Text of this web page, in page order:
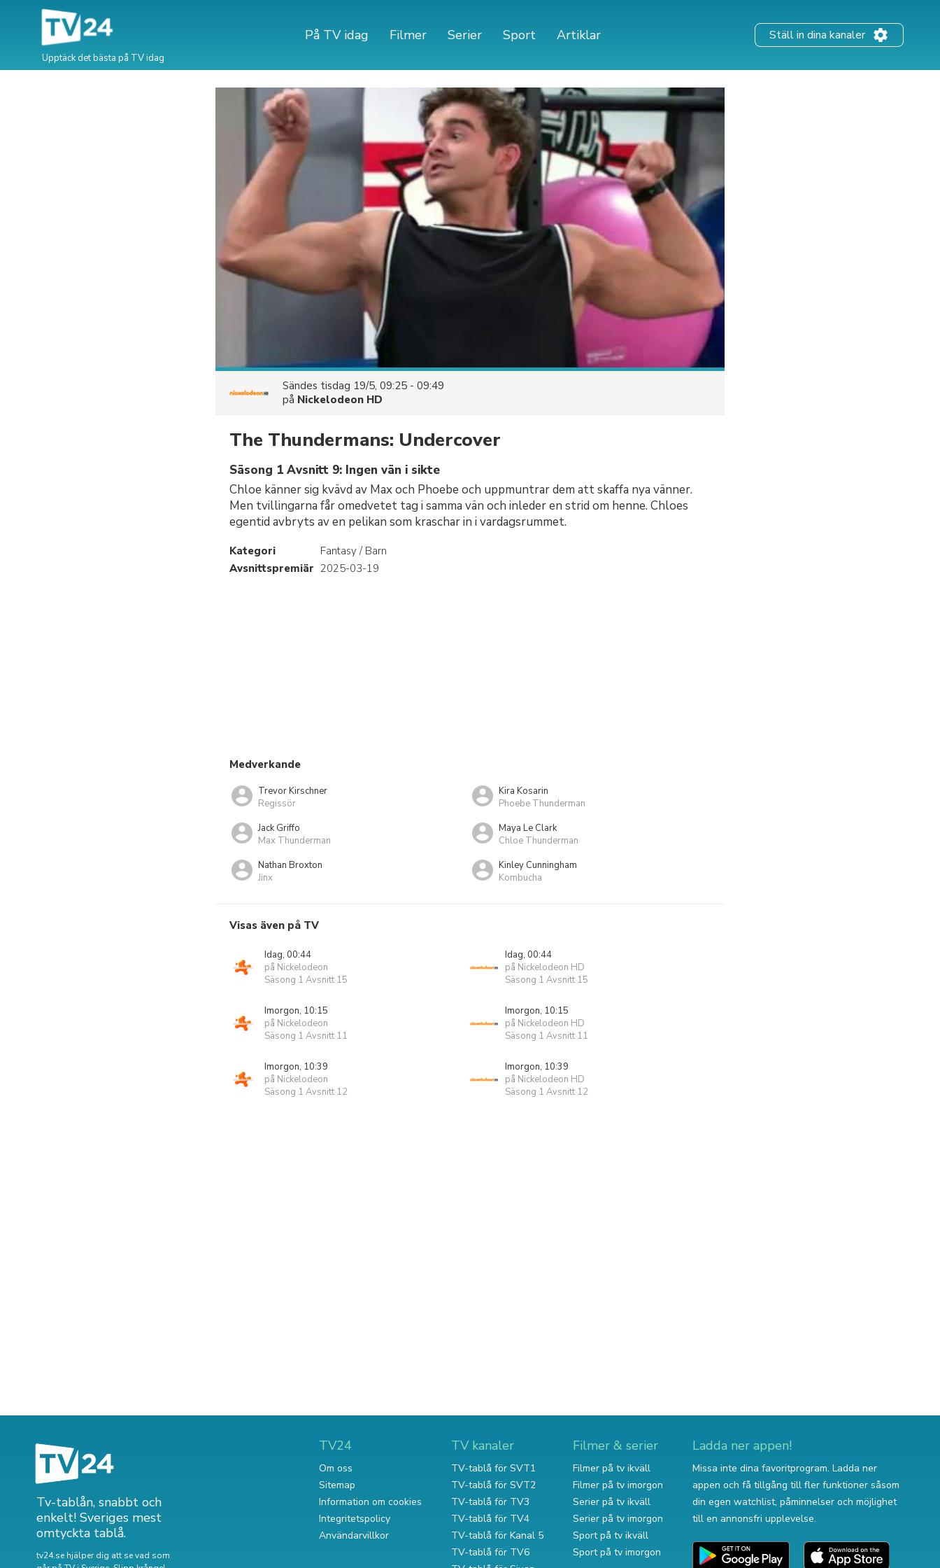
Upptäck det bästa på TV idag
På TV idag Filmer Serier Sport Artiklar Ställ in dina kanaler
Sändes tisdag 19/5, 09:25 - 09:49
på Nickelodeon HD
The Thundermans: Undercover
Säsong 1 Avsnitt 9: Ingen vän i sikte
Chloe känner sig kvävd av Max och Phoebe och uppmuntrar dem att skaffa nya vänner.
Men tvillingarna får omedvetet tag i samma vän och inleder en strid om henne. Chloes
egentid avbryts av en pelikan som kraschar in i vardagsrummet.
Kategori
Fantasy / Barn
Avsnittspremiär 2025-03-19
Medverkande
Trevor Kirschner
Regissör
Kira Kosarin
Phoebe Thunderman
Jack Griffo
Max Thunderman
Maya Le Clark
Chloe Thunderman
Nathan Broxton
Jinx
Kinley Cunningham
Kombucha
Visas även på TV
Idag, 00:44
på Nickelodeon
Säsong 1 Avsnitt 15
Idag, 00:44
på Nickelodeon HD
Säsong 1 Avsnitt 15
Imorgon, 10:15
på Nickelodeon
Säsong 1 Avsnitt 11
Imorgon, 10:15
på Nickelodeon HD
Säsong 1 Avsnitt 11
Imorgon, 10:39
på Nickelodeon
Säsong 1 Avsnitt 12
Imorgon, 10:39
på Nickelodeon HD
Säsong 1 Avsnitt 12
Tv-tablån, snabbt och
enkelt! Sveriges mest
omtyckta tablå.
tv24.se hjälper dig att se vad som
TV24
Om oss
Sitemap
Information om cookies
Integritetspolicy
Användarvillkor
TV kanaler
TV-tablå för SVT1
TV-tablå för SVT2
TV-tablå för TV3
TV-tablå för TV4
TV-tablå för Kanal 5
TV-tablå för TV6
Filmer & serier
Filmer på tv ikväll
Filmer på tv imorgon
Serier på tv ikväll
Serier på tv imorgon
Sport på tv ikväll
Sport på tv imorgon
Ladda ner appen!
Missa inte dina favoritprogram. Ladda ner
appen och få tillgång till fler funktioner såsom
din egen watchlist, påminnelser och möjlighet
till en annonsfri upplevelse.